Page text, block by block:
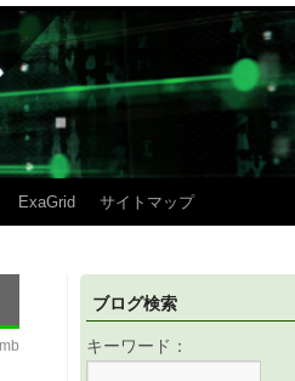
ExaGrid サイトマップ
ブログ検索
キーワード：